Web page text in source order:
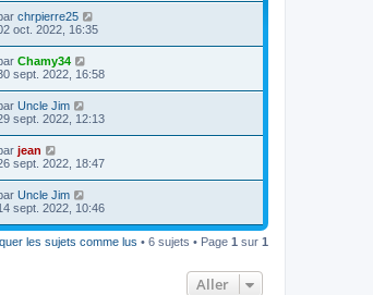
chrpierre25
oct. 2022, 16:35
Chamy34
sept. 2022, 16:58
Uncle Jim
sept. 2022, 12:13
jean
sept. 2022, 18:47
Uncle Jim
sept. 2022, 10:46
les sujets comme lus • 6 sujets • Page 1 sur 1
Aller